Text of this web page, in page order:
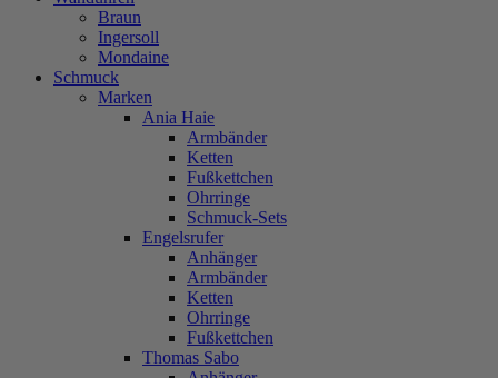
Braun
Ingersoll
Mondaine
Schmuck
Marken
Ania Haie
Armbänder
Ketten
Fußkettchen
Ohrringe
Schmuck-Sets
Engelsrufer
Anhänger
Armbänder
Ketten
Ohrringe
Fußkettchen
Thomas Sabo